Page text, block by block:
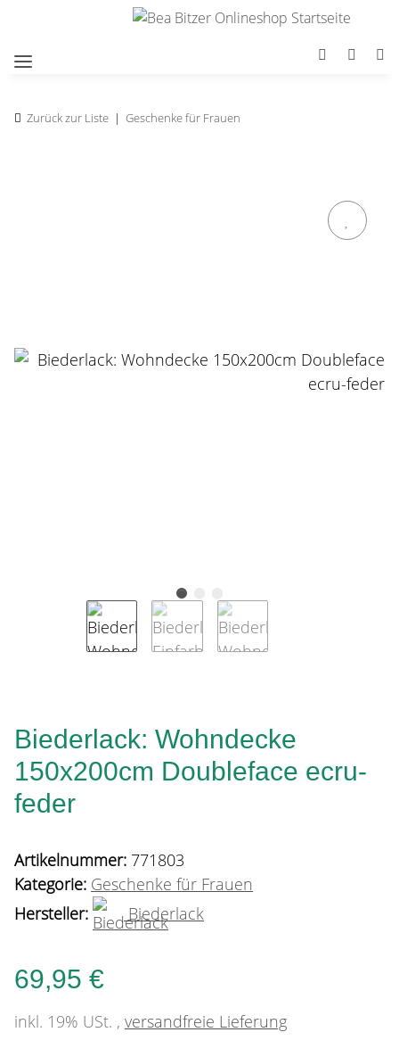
Zurück zur Liste Geschenke für Frauen
Biederlack: Wohndecke
150x200cm Doubleface ecru-
feder
Artikelnummer: 771803
Kategorie: Geschenke für Frauen
Hersteller:
Biederlack
69,95 €
inkl. 19% USt. , versandfreie Lieferung